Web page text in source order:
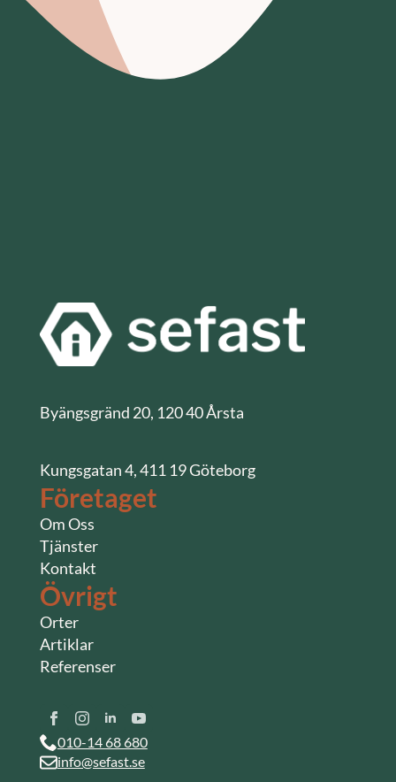
Byängsgränd 20, 120 40 Årsta
Kungsgatan 4, 411 19 Göteborg
Företaget
Om Oss
Tjänster
Kontakt
Övrigt
Orter
Artiklar
Referenser
010-14 68 680
info@sefast.se